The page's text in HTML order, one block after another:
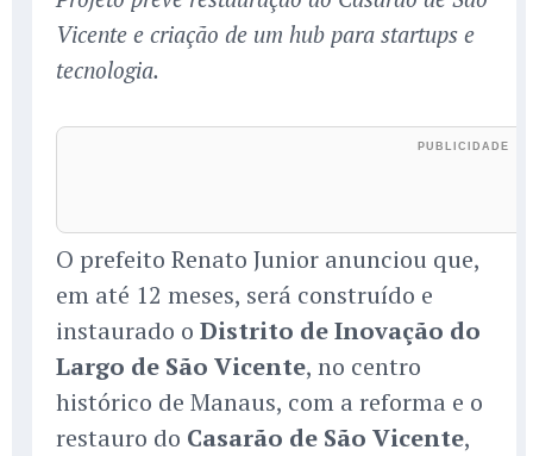
Vicente e criação de um hub para startups e
tecnologia.
O prefeito Renato Junior anunciou que,
em até 12 meses, será construído e
instaurado o Distrito de Inovação do
Largo de São Vicente, no centro
histórico de Manaus, com a reforma e o
restauro do Casarão de São Vicente,